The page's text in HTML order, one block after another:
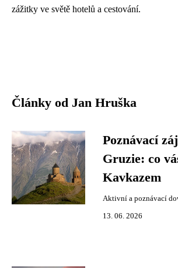
zážitky ve světě hotelů a cestování.
Články od Jan Hruška
Poznávací
Gruzie: co
Kavkazem
Aktivní a poznávací
13. 06. 2026